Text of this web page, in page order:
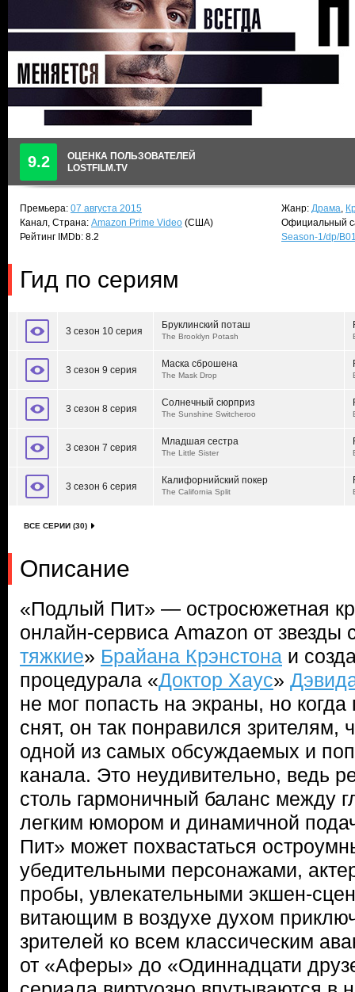
9.2
ОЦЕНКА ПОЛЬЗОВАТЕЛЕЙ
LOSTFILM.TV
Премьера: 07 августа 2015
Канал, Страна: Amazon Prime Video (США)
Рейтинг IMDb: 8.2
Жанр: Драма,
Официальный
Season-1/dp/
Гид по сериям
3 сезон 10 серия
Бруклинский поташ
The Brooklyn Potash
3 сезон 9 серия
Маска сброшена
The Mask Drop
3 сезон 8 серия
Солнечный сюрприз
The Sunshine Switcheroo
3 сезон 7 серия
Младшая сестра
The Little Sister
3 сезон 6 серия
Калифорнийский покер
The California Split
ВСЕ СЕРИИ (30)
Описание
«Подлый Пит» — остросюжетная
онлайн-сервиса Amazon от звезды
тяжкие» Брайана Крэнстона и
процедурала «Доктор Хаус»
не мог попасть на экраны, но
снят, он так понравился зрителям,
одной из самых обсуждаемых и
канала. Это неудивительно, ведь
столь гармоничный баланс между
легким юмором и динамичной
Пит» может похвастаться
убедительными персонажами,
пробы, увлекательными экшен-
витающим в воздухе духом
зрителей ко всем классическим
от «Аферы» до «Одиннадцати